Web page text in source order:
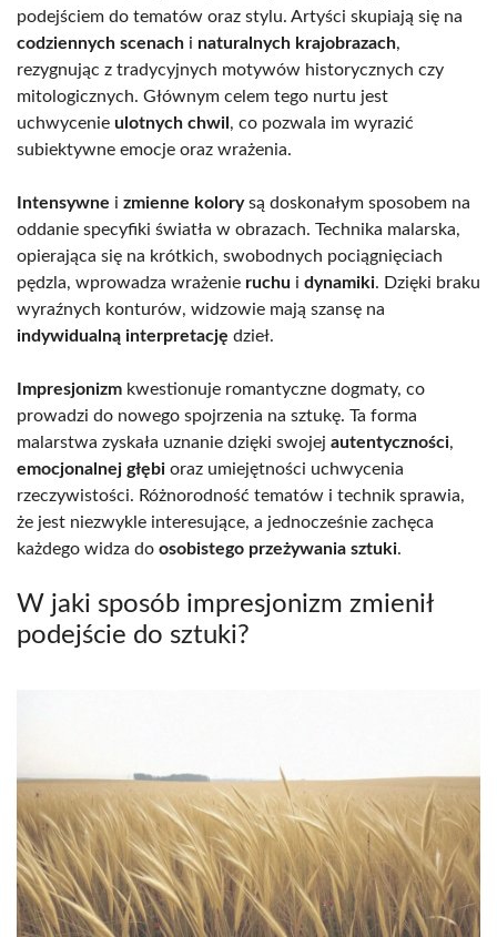
podejściem do tematów oraz stylu. Artyści skupiają się na
codziennych scenach i naturalnych krajobrazach,
rezygnując z tradycyjnych motywów historycznych czy
mitologicznych. Głównym celem tego nurtu jest
uchwycenie ulotnych chwil , co pozwala im wyrazić
subiektywne emocje oraz wrażenia.
Intensywne i zmienne kolorysą doskonałym sposobem na
oddanie specyfiki światła w obrazach. Technika malarska,
opierająca się na krótkich, swobodnych pociągnięciach
pędzla, wprowadza wrażenie ruchu i dynamiki. Dzięki braku
wyraźnych konturów, widzowie mają szansę na
indywidualną interpretację dzieł.
Impresjonizm kwestionuje romantyczne dogmaty, co
prowadzi do nowego spojrzenia na sztukę. Ta forma
malarstwa zyskała uznanie dzięki swojej autentyczności,
emocjonalnej głębi oraz umiejętności uchwycenia
rzeczywistości. Różnorodność tematów i technik sprawia,
że jest niezwykle interesujące, a jednocześnie zachęca
każdego widza do osobistego przeżywania sztuki.
W jaki sposób impresjonizm zmienił
podejście do sztuki?